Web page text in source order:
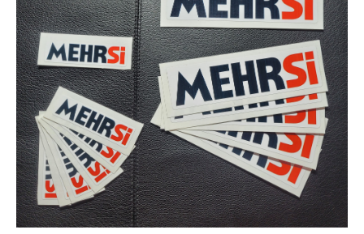
Galerie
2013
Galerie
2012
Galerie
2011
Galerie
2010
Galerie
2009